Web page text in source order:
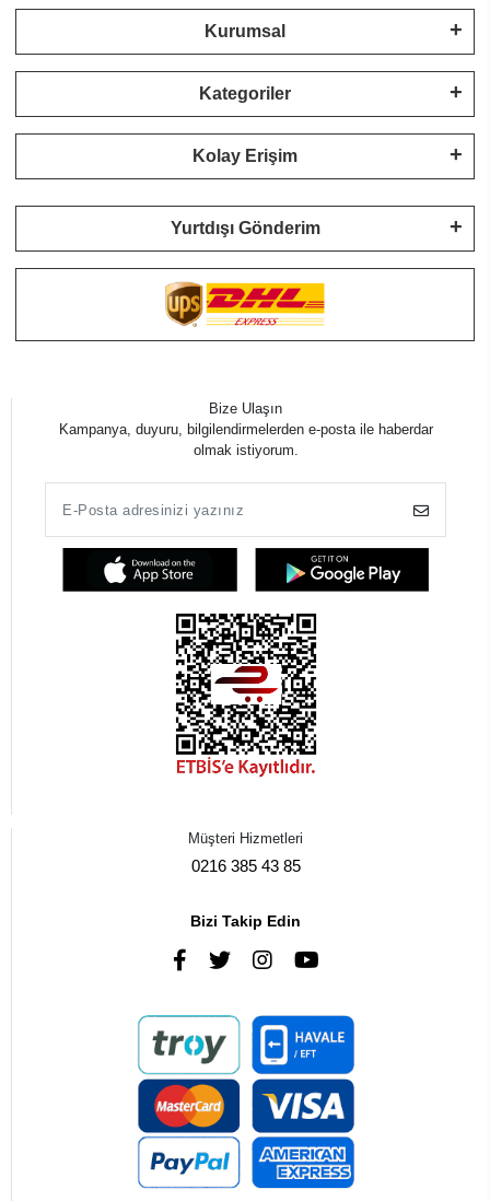
Kurumsal
Kategoriler
Kolay Erişim
Yurtdışı Gönderim
Bize Ulaşın
Kampanya, duyuru, bilgilendirmelerden e-posta ile haberdar
olmak istiyorum.
Müşteri Hizmetleri
0216 385 43 85
Bizi Takip Edin